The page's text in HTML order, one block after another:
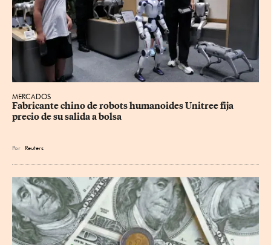
MERCADOS
Fabricante chino de robots humanoides Unitree fija
precio de su salida a bolsa
Por Reuters